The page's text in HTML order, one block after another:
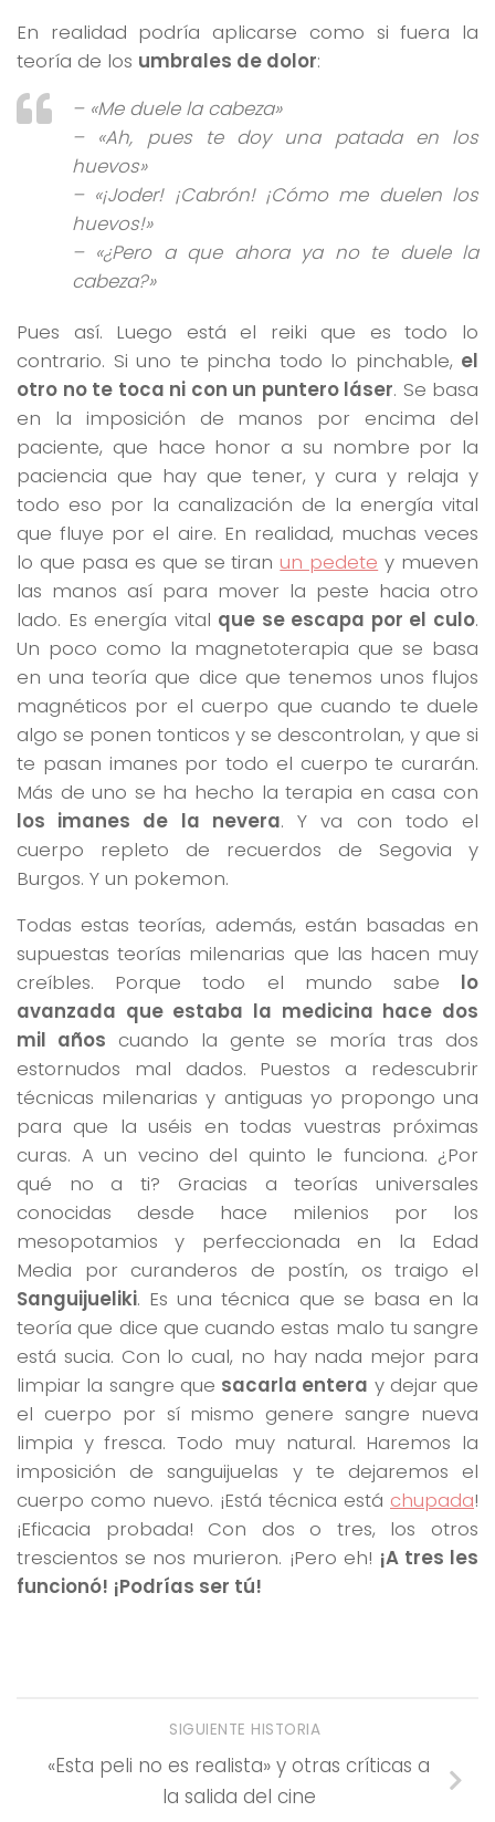
En realidad podría aplicarse como si fuera la
teoría de los umbrales de dolor:
– «Me duele la cabeza»
– «Ah, pues te doy una patada en los
huevos»
– «¡Joder! ¡Cabrón! ¡Cómo me duelen los
huevos!»
– «¿Pero a que ahora ya no te duele la
cabeza?»
Pues así. Luego está el reiki que es todo lo
contrario. Si uno te pincha todo lo pinchable, el
otro no te toca ni con un puntero láser. Se basa
en la imposición de manos por encima del
paciente, que hace honor a su nombre por la
paciencia que hay que tener, y cura y relaja y
todo eso por la canalización de la energía vital
que fluye por el aire. En realidad, muchas veces
lo que pasa es que se tiranun pedete y mueven
las manos así para mover la peste hacia otro
lado. Es energía vital que se escapa por el culo.
Un poco como la magnetoterapia que se basa
en una teoría que dice que tenemos unos flujos
magnéticos por el cuerpo que cuando te duele
algo se ponen tonticos y se descontrolan, y que si
te pasan imanes por todo el cuerpo te curarán.
Más de uno se ha hecho la terapia en casa con
los imanes de la nevera. Y va con todo el
cuerpo repleto de recuerdos de Segovia y
Burgos. Y un pokemon.
Todas estas teorías, además, están basadas en
supuestas teorías milenarias que las hacen muy
creíbles. Porque todo el mundo sabe lo
avanzada que estaba la medicina hace dos
mil años cuando la gente se moría tras dos
estornudos mal dados. Puestos a redescubrir
técnicas milenarias y antiguas yo propongo una
para que la uséis en todas vuestras próximas
curas. A un vecino del quinto le funciona. ¿Por
qué no a ti? Gracias a teorías universales
conocidas desde hace milenios por los
mesopotamios y perfeccionada en la Edad
Media por curanderos de postín, os traigo el
Sanguijueliki. Es una técnica que se basa en la
teoría que dice que cuando estas malo tu sangre
está sucia. Con lo cual, no hay nada mejor para
limpiar la sangre que sacarla entera y dejar que
el cuerpo por sí mismo genere sangre nueva
limpia y fresca. Todo muy natural. Haremos la
imposición de sanguijuelas y te dejaremos el
cuerpo como nuevo. ¡Está técnica está chupada!
¡Eficacia probada! Con dos o tres, los otros
trescientos se nos murieron. ¡Pero eh! ¡A tres les
funcionó! ¡Podrías ser tú!
SIGUIENTE HISTORIA
«Esta peli no es realista» y otras críticas a
la salida del cine